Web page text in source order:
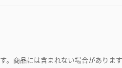
商品には含まれない場合がありま